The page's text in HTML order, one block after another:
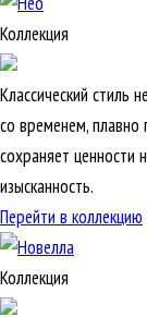
Коллекция
Классический стиль
со временем,
сохраняет ценности
изысканность.
Перейти в коллекцию
Коллекция